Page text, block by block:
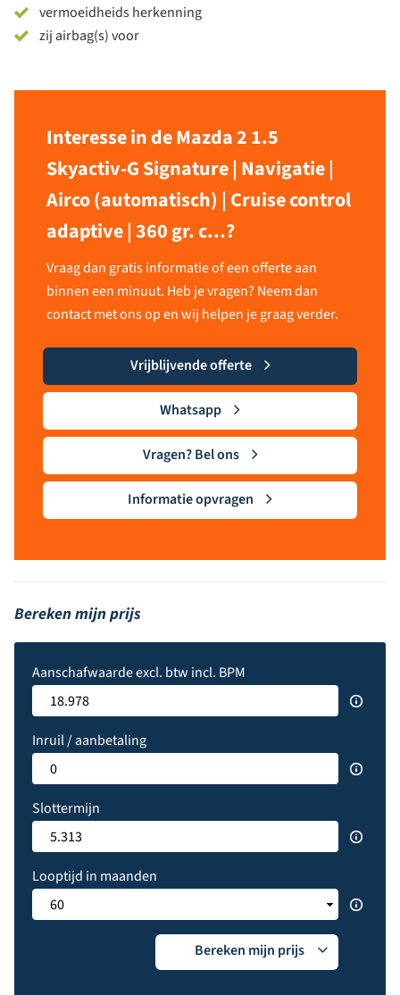
vermoeidheids herkenning
zij airbag(s) voor
Interesse in de Mazda 2 1.5
Skyactiv-G Signature | Navigatie |
Airco (automatisch) | Cruise control
adaptive | 360 gr. c...?
Vraag dan gratis informatie of een offerte aan
binnen een minuut. Heb je vragen? Neem dan
contact met ons op en wij helpen je graag verder.
Vrijblijvende offerte
Whatsapp
Vragen? Bel ons
Informatie opvragen
Bereken mijn prijs
Aanschafwaarde excl. btw incl. BPM
Inruil / aanbetaling
Slottermijn
Looptijd in maanden
Bereken mijn prijs